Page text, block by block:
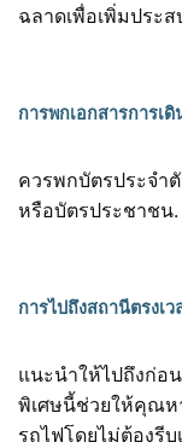
ฉลาดเพื่อเพิ่มประ
การพกเอกสารการเดิ
ควรพกบัตรประจำ
หรือบัตรประชาชน.
การไปถึงสถานีตรงเว
แนะนำให้ไปถึงก่อ
พิเศษนี้ช่วยให้คุณห
รถไฟโดยไม่ต้องรี